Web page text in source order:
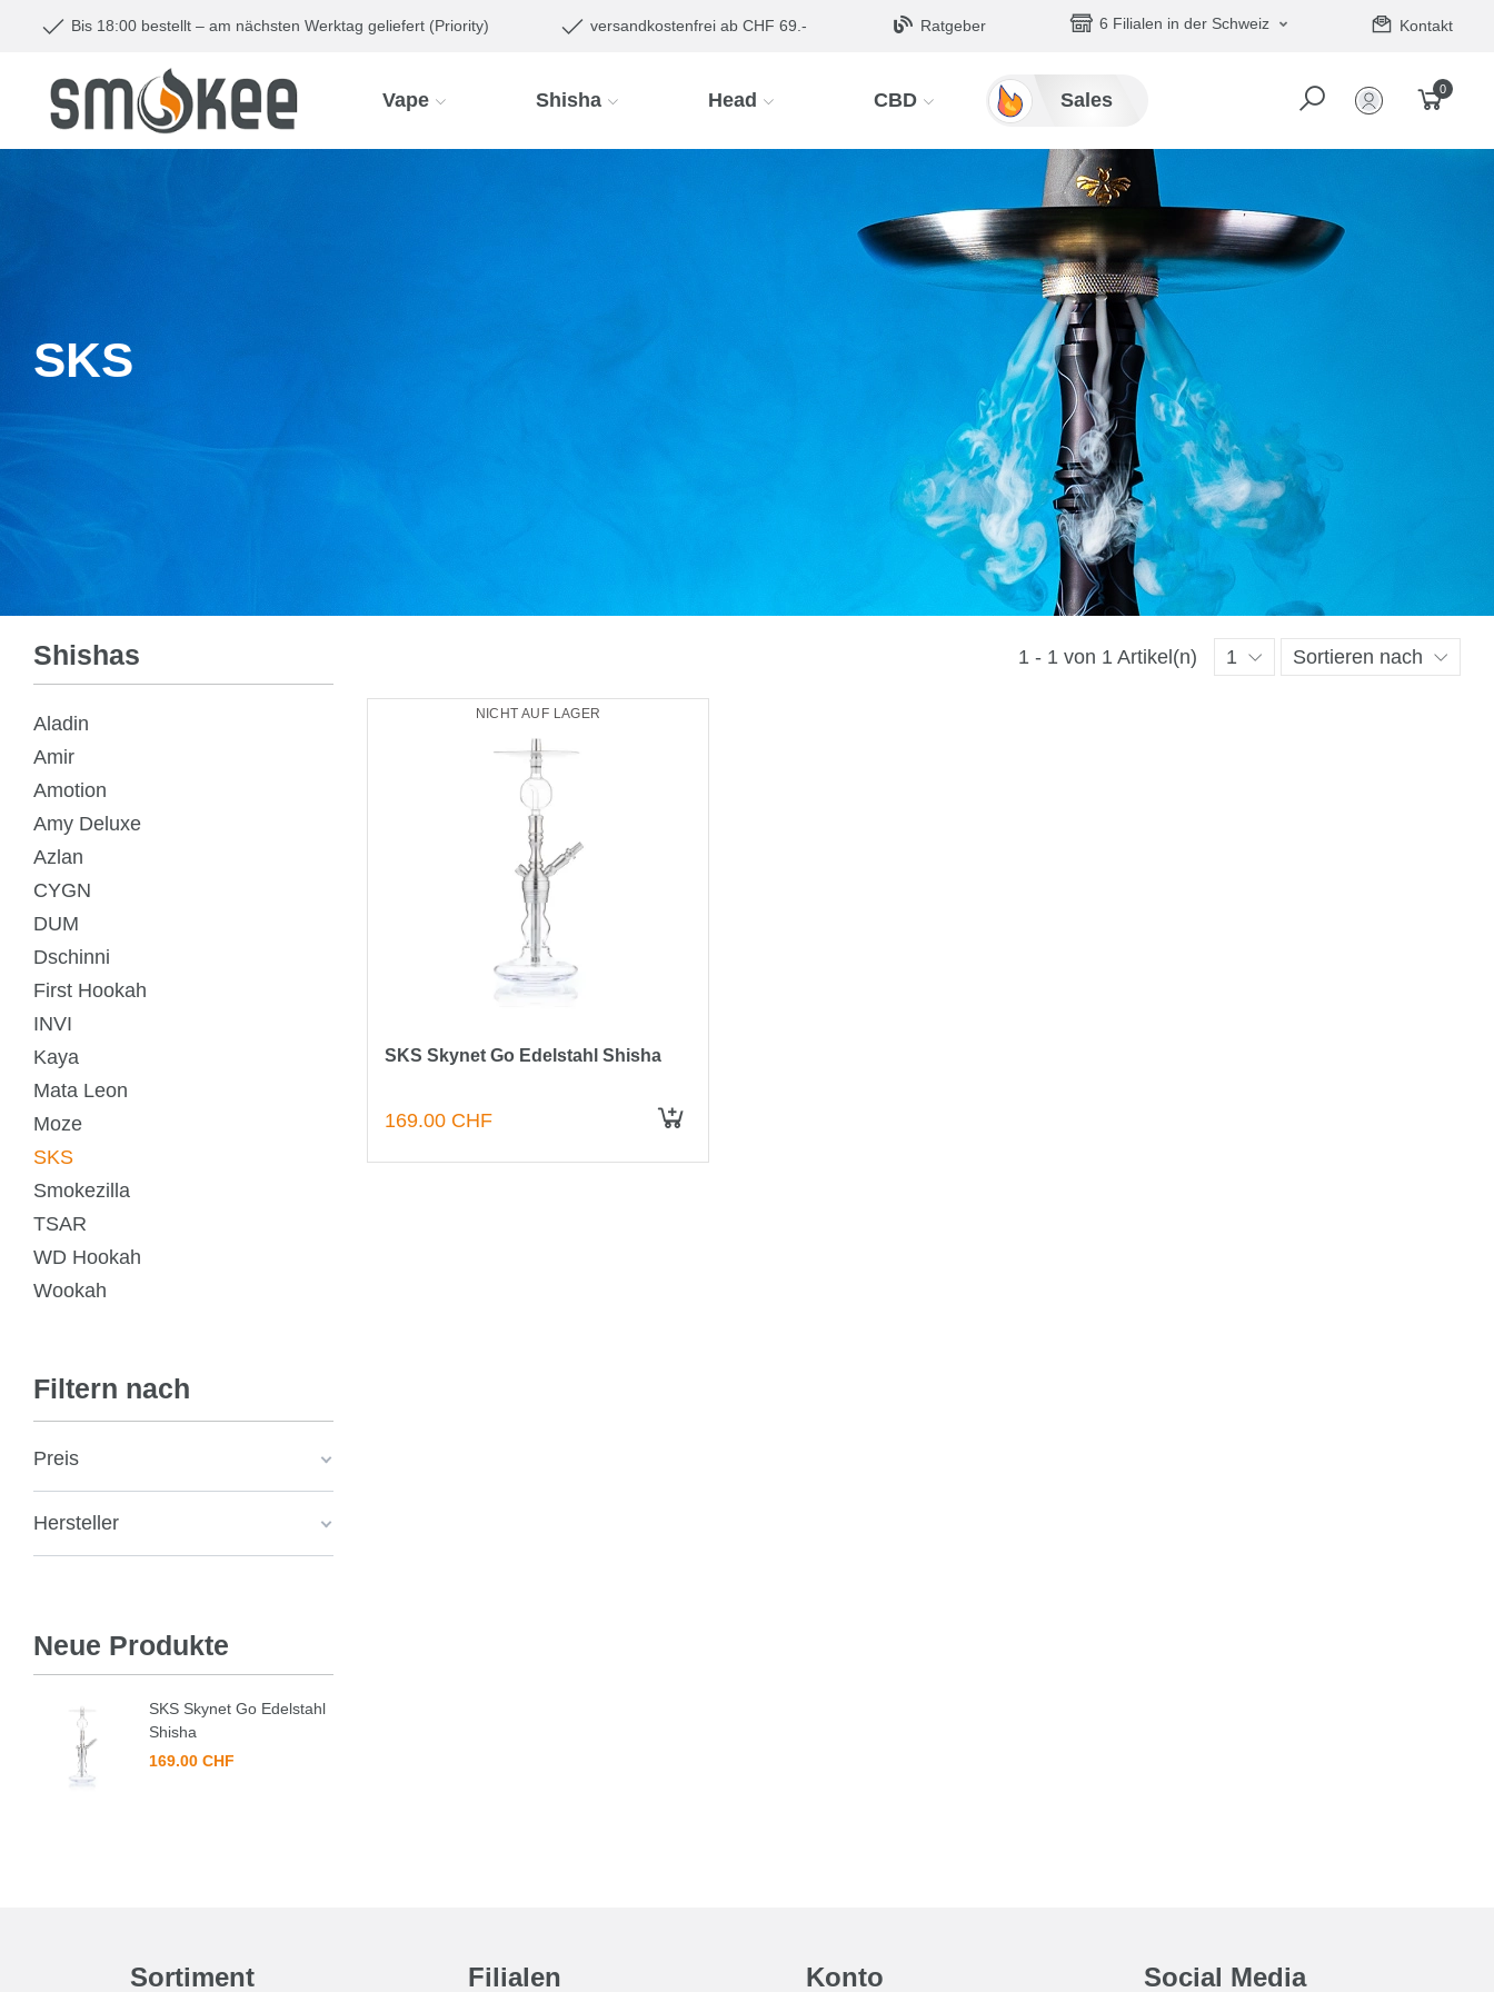
Bis 18:00 bestellt – am nächsten Werktag geliefert (Priority) versandkostenfrei ab CHF 69.- Ratgeber 6 Filialen in der Schweiz Kontakt
Vape Shisha Head CBD Sales
0
SKS
1 - 1 von 1 Artikel(n) 1 Sortieren nach
NICHT AUF LAGER
SKS Skynet Go Edelstahl Shisha
169.00 CHF
Shishas
Aladin
Amir
Amotion
Amy Deluxe
Azlan
CYGN
DUM
Dschinni
First Hookah
INVI
Kaya
Mata Leon
Moze
SKS
Smokezilla
TSAR
WD Hookah
Wookah
Filtern nach
Preis
Hersteller
Neue Produkte
SKS Skynet Go Edelstahl
Shisha
169.00 CHF
Sortiment Filialen Konto Social Media